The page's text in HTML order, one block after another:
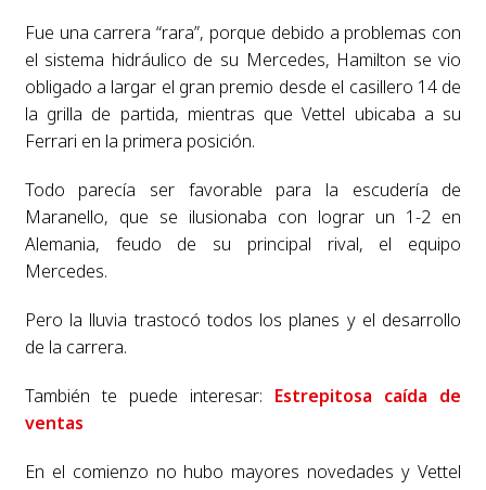
Fue una carrera “rara”, porque debido a problemas con
el sistema hidráulico de su Mercedes, Hamilton se vio
obligado a largar el gran premio desde el casillero 14 de
la grilla de partida, mientras que Vettel ubicaba a su
Ferrari en la primera posición.
Todo parecía ser favorable para la escudería de
Maranello, que se ilusionaba con lograr un 1-2 en
Alemania, feudo de su principal rival, el equipo
Mercedes.
Pero la lluvia trastocó todos los planes y el desarrollo
de la carrera.
También te puede interesar: Estrepitosa caída de
ventas
En el comienzo no hubo mayores novedades y Vettel